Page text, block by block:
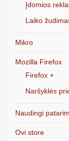
Įdomios
Laiko
Mikro
Mozilla Firefox
Firefox +
Naršyklės
Naudingi
Ovi store